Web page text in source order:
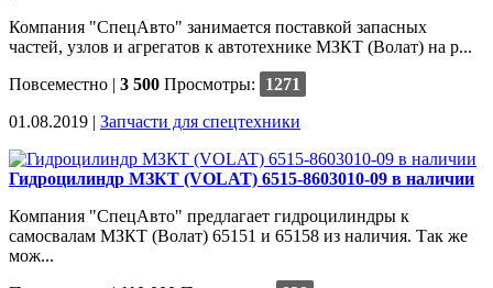
Компания "СпецАвто" занимается поставкой запасных
частей, узлов и агрегатов к автотехнике МЗКТ (Волат) на р...
Повсеместно | 3 500 Просмотры:
1271
01.08.2019 | Запчасти для спецтехники
Гидроцилиндр МЗКТ (VOLAT) 6515-8603010-09 в наличии
Компания "СпецАвто" предлагает гидроцилиндры к
самосвалам МЗКТ (Волат) 65151 и 65158 из наличия. Так же
мож...